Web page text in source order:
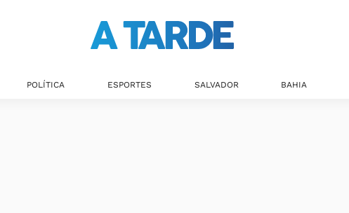
POLÍTICA ESPORTES SALVADOR BAHIA